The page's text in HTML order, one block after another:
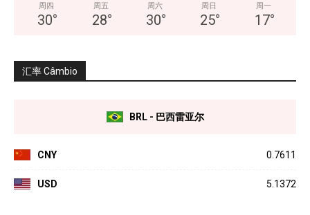
周四
30°
周五
28°
周六
30°
周日
25°
周一
17°
汇率 Câmbio
BRL - 巴西雷亚尔
CNY 0.7611
USD 5.1372